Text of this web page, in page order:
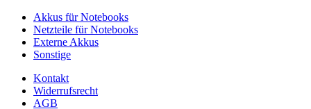
Akkus für Notebooks
Netzteile für Notebooks
Externe Akkus
Sonstige
Kontakt
Widerrufsrecht
AGB